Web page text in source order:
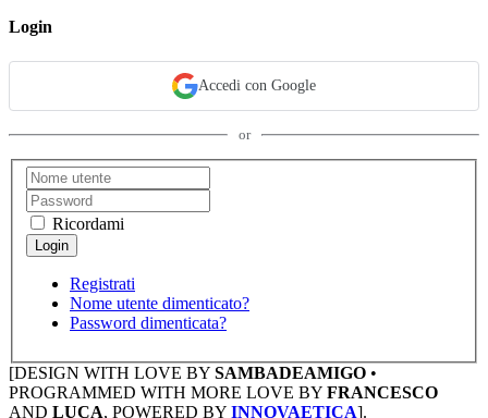
Login
Accedi con Google
or
Ricordami
Registrati
Nome utente dimenticato?
Password dimenticata?
[DESIGN WITH LOVE BY SAMBADEAMIGO •
PROGRAMMED WITH MORE LOVE BY FRANCESCO
AND LUCA, POWERED BY INNOVAETICA].